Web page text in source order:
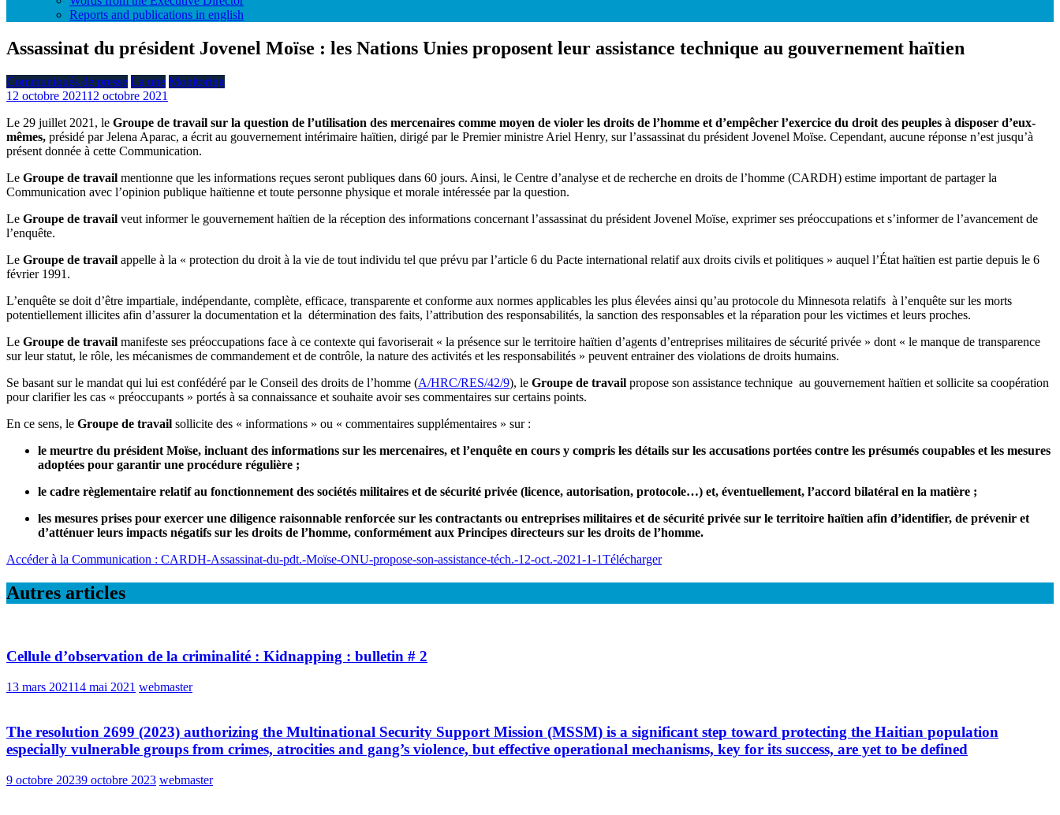
Reports and publications in english
Assassinat du président Jovenel Moïse : les Nations Unies proposent leur assistance technique au gouvernement haïtien
Communiqués de presse La une Monitoring
12 octobre 202112 octobre 2021
Le 29 juillet 2021, le Groupe de travail sur la question de l’utilisation des mercenaires comme moyen de violer les droits de l’homme et d’empêcher l’exercice du droit des peuples à disposer d’eux-
mêmes, présidé par Jelena Aparac, a écrit au gouvernement intérimaire haïtien, dirigé par le Premier ministre Ariel Henry, sur l’assassinat du président Jovenel Moïse. Cependant, aucune réponse n’est jusqu’à
présent donnée à cette Communication.
Le Groupe de travail mentionne que les informations reçues seront publiques dans 60 jours. Ainsi, le Centre d’analyse et de recherche en droits de l’homme (CARDH) estime important de partager la
Communication avec l’opinion publique haïtienne et toute personne physique et morale intéressée par la question.
Le Groupe de travail veut informer le gouvernement haïtien de la réception des informations concernant l’assassinat du président Jovenel Moïse, exprimer ses préoccupations et s’informer de l’avancement de
l’enquête.
Le Groupe de travail appelle à la « protection du droit à la vie de tout individu tel que prévu par l’article 6 du Pacte international relatif aux droits civils et politiques » auquel l’État haïtien est partie depuis le 6
février 1991.
L’enquête se doit d’être impartiale, indépendante, complète, efficace, transparente et conforme aux normes applicables les plus élevées ainsi qu’au protocole du Minnesota relatifs à l’enquête sur les morts
potentiellement illicites afin d’assurer la documentation et la détermination des faits, l’attribution des responsabilités, la sanction des responsables et la réparation pour les victimes et leurs proches.
Le Groupe de travail manifeste ses préoccupations face à ce contexte qui favoriserait « la présence sur le territoire haïtien d’agents d’entreprises militaires de sécurité privée » dont « le manque de transparence
sur leur statut, le rôle, les mécanismes de commandement et de contrôle, la nature des activités et les responsabilités » peuvent entrainer des violations de droits humains.
Se basant sur le mandat qui lui est confédéré par le Conseil des droits de l’homme (A/HRC/RES/42/9), le Groupe de travail propose son assistance technique au gouvernement haïtien et sollicite sa coopération
pour clarifier les cas « préoccupants » portés à sa connaissance et souhaite avoir ses commentaires sur certains points.
En ce sens, le Groupe de travail sollicite des « informations » ou « commentaires supplémentaires » sur :
le meurtre du président Moïse, incluant des informations sur les mercenaires, et l’enquête en cours y compris les détails sur les accusations portées contre les présumés coupables et les mesures
adoptées pour garantir une procédure régulière ;
le cadre règlementaire relatif au fonctionnement des sociétés militaires et de sécurité privée (licence, autorisation, protocole…) et, éventuellement, l’accord bilatéral en la matière ;
les mesures prises pour exercer une diligence raisonnable renforcée sur les contractants ou entreprises militaires et de sécurité privée sur le territoire haïtien afin d’identifier, de prévenir et
d’atténuer leurs impacts négatifs sur les droits de l’homme, conformément aux Principes directeurs sur les droits de l’homme.
Accéder à la Communication : CARDH-Assassinat-du-pdt.-Moïse-ONU-propose-son-assistance-téch.-12-oct.-2021-1-1Télécharger
Autres articles
Cellule d’observation de la criminalité : Kidnapping : bulletin # 2
13 mars 202114 mai 2021 webmaster
The resolution 2699 (2023) authorizing the Multinational Security Support Mission (MSSM) is a significant step toward protecting the Haitian population
especially vulnerable groups from crimes, atrocities and gang’s violence, but effective operational mechanisms, key for its success, are yet to be defined
9 octobre 20239 octobre 2023 webmaster